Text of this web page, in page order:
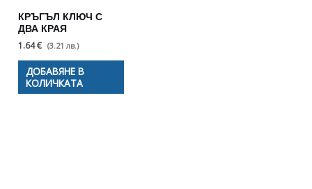
КРЪГЪЛ КЛЮЧ С
ДВА КРАЯ
1.64 € (3.21 лв.)
ДОБАВЯНЕ В
КОЛИЧКАТА